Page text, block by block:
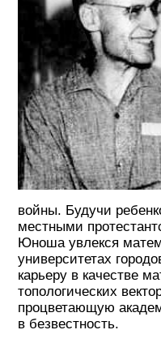
войны. Будучи
местными
Юноша увлекся
университетах
карьеру в качестве
топологических
процветающую
в безвестность.